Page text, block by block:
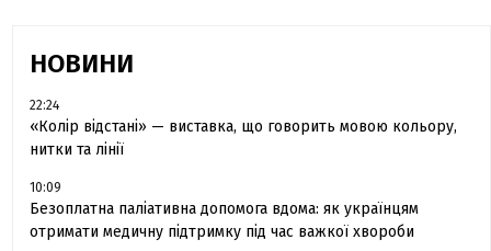
НОВИНИ
22:24
«Колір відстані» — виставка, що говорить мовою кольору,
нитки та лінії
10:09
Безоплатна паліативна допомога вдома: як українцям
отримати медичну підтримку під час важкої хвороби